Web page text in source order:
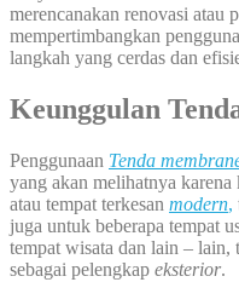
merencanakan renovasi atau
mempertimbangkan
langkah yang cerdas dan
Keunggulan
Penggunaan Tenda
yang akan melihatnya
atau tempat terkesan modern,
juga untuk beberapa tempat
tempat wisata dan lain –
sebagai pelengkap eksterior.